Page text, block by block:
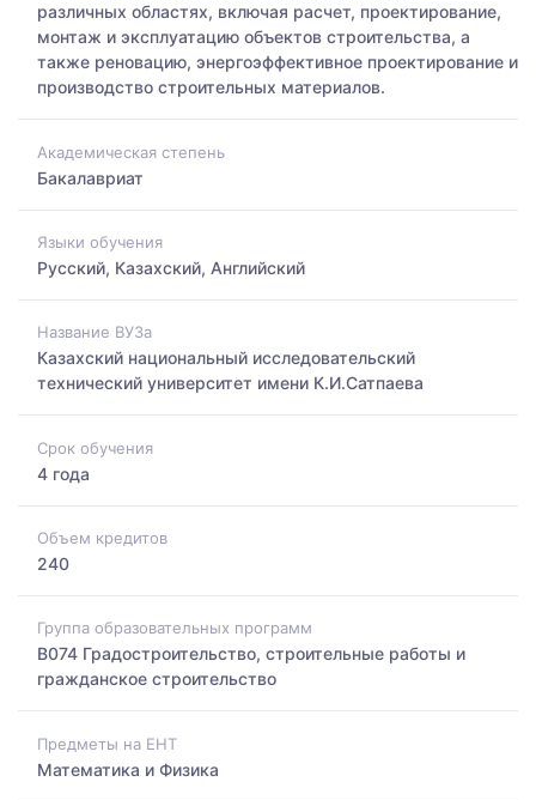
различных областях, включая расчет, проектирование,
монтаж и эксплуатацию объектов строительства, а
также реновацию, энергоэффективное проектирование и
производство строительных материалов.
Академическая степень
Бакалавриат
Языки обучения
Русский, Казахский, Английский
Название ВУЗа
Казахский национальный исследовательский
технический университет имени К.И.Сатпаева
Срок обучения
4 года
Объем кредитов
240
Группа образовательных программ
B074 Градостроительство, строительные работы и
гражданское строительство
Предметы на ЕНТ
Математика и Физика